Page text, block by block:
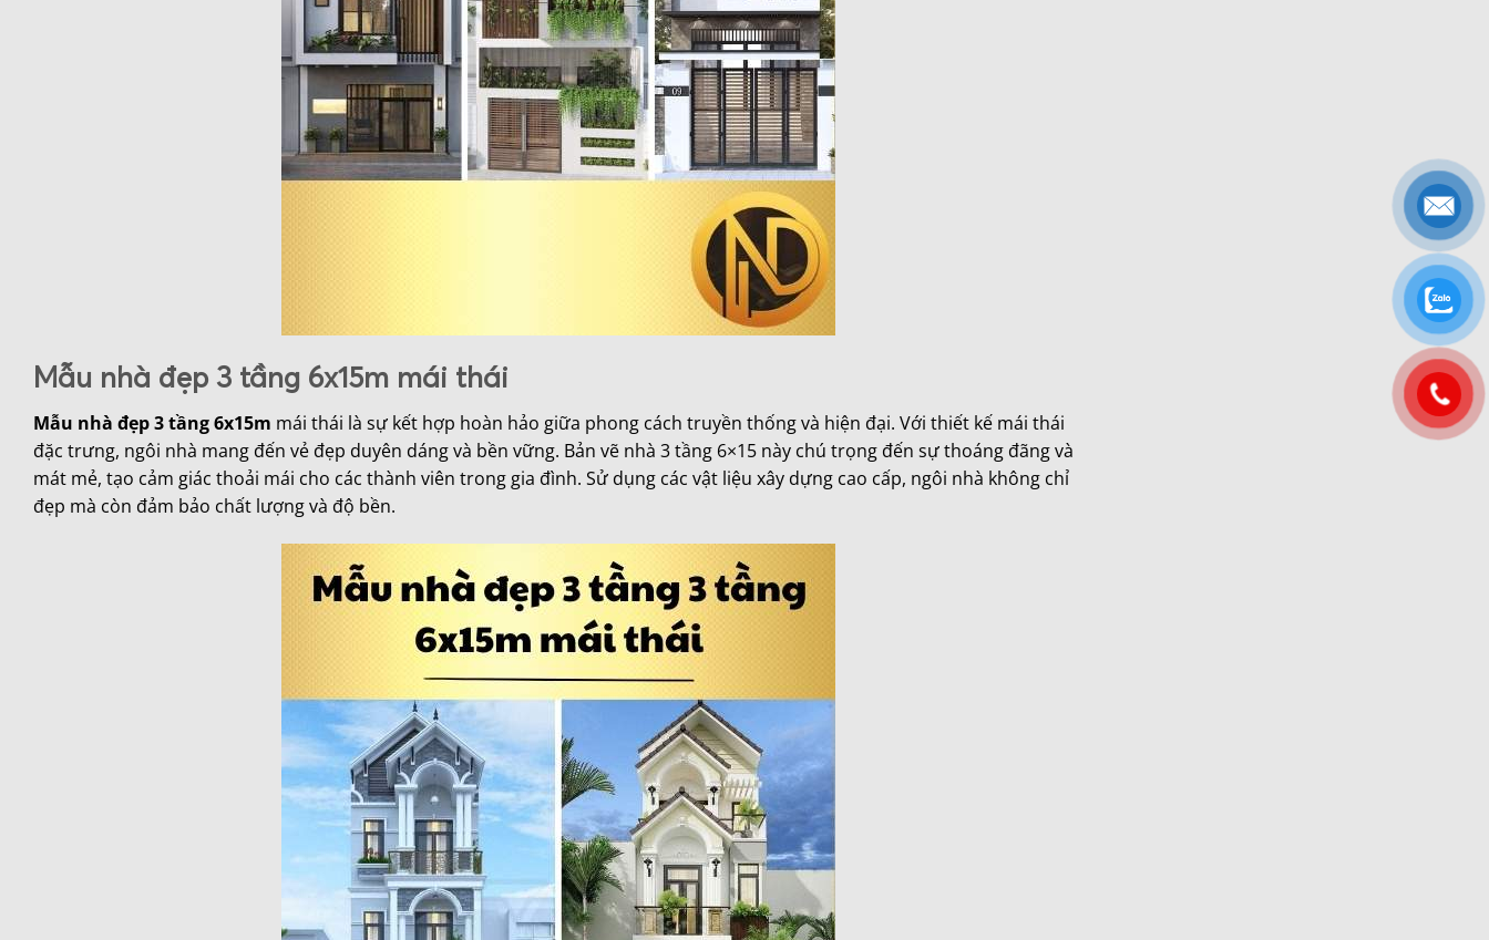
Mẫu nhà đẹp 3 tầng 6x15m mái thái
Mẫu nhà đẹp 3 tầng 6x15m mái thái là sự kết hợp hoàn hảo giữa phong cách truyền thống và hiện đại. Với thiết kế mái thái
đặc trưng, ngôi nhà mang đến vẻ đẹp duyên dáng và bền vững. Bản vẽ nhà 3 tầng 6×15 này chú trọng đến sự thoáng đãng và
mát mẻ, tạo cảm giác thoải mái cho các thành viên trong gia đình. Sử dụng các vật liệu xây dựng cao cấp, ngôi nhà không chỉ
đẹp mà còn đảm bảo chất lượng và độ bền.